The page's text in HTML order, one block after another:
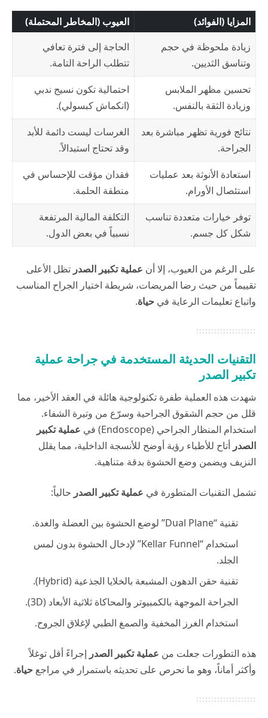
المزايا (الفوائد)
العيوب (المخاطر المحتملة)
زيادة ملحوظة في حجم
وتناسق الثديين.
الحاجة إلى فترة تعافي
تتطلب الراحة التامة.
تحسين مظهر الملابس
وزيادة الثقة بالنفس.
احتمالية تكون نسيج ندبي
(انكماش كبسولي).
نتائج فورية تظهر مباشرة بعد
الجراحة.
الغرسات ليست دائمة للأبد
وقد تحتاج استبدالاً.
استعادة الأنوثة بعد عمليات
استئصال الأورام.
فقدان مؤقت للإحساس في
منطقة الحلمة.
توفر خيارات متعددة تناسب
شكل كل جسم.
التكلفة المالية المرتفعة
نسبياً في بعض الدول.
على الرغم من العيوب، إلا أن عملية تكبير الصدر تظل الأعلى
تقييماً من حيث رضا المريضات، شريطة اختيار الجراح المناسب
واتباع تعليمات الرعاية في حياة.
التقنيات الحديثة المستخدمة في جراحة عملية
تكبير الصدر
شهدت هذه العملية طفرة تكنولوجية هائلة في العقد الأخير، مما
قلل من حجم الشقوق الجراحية وسرّع من وتيرة الشفاء.
استخدام المنظار الجراحي (Endoscope) في
عملية تكبير
الصدر أتاح للأطباء رؤية أوضح للأنسجة الداخلية، مما يقلل
النزيف ويضمن وضع الحشوة بدقة متناهية.
تشمل التقنيات المتطورة في عملية تكبير الصدر حالياً:
تقنية “Dual Plane” لوضع الحشوة بين العضلة والغدة.
استخدام “Kellar Funnel” لإدخال الحشوة بدون لمس
الجلد.
تقنية حقن الدهون المشبعة بالخلايا الجذعية (Hybrid).
الجراحة الموجهة بالكمبيوتر والمحاكاة ثلاثية الأبعاد (3D).
استخدام الغرز المخفية والصمغ الطبي لإغلاق الجروح.
هذه التطورات جعلت من عملية تكبير الصدر إجراءً أقل توغلاً
وأكثر أماناً، وهو ما نحرص على تحديثه باستمرار في مراجع حياة.